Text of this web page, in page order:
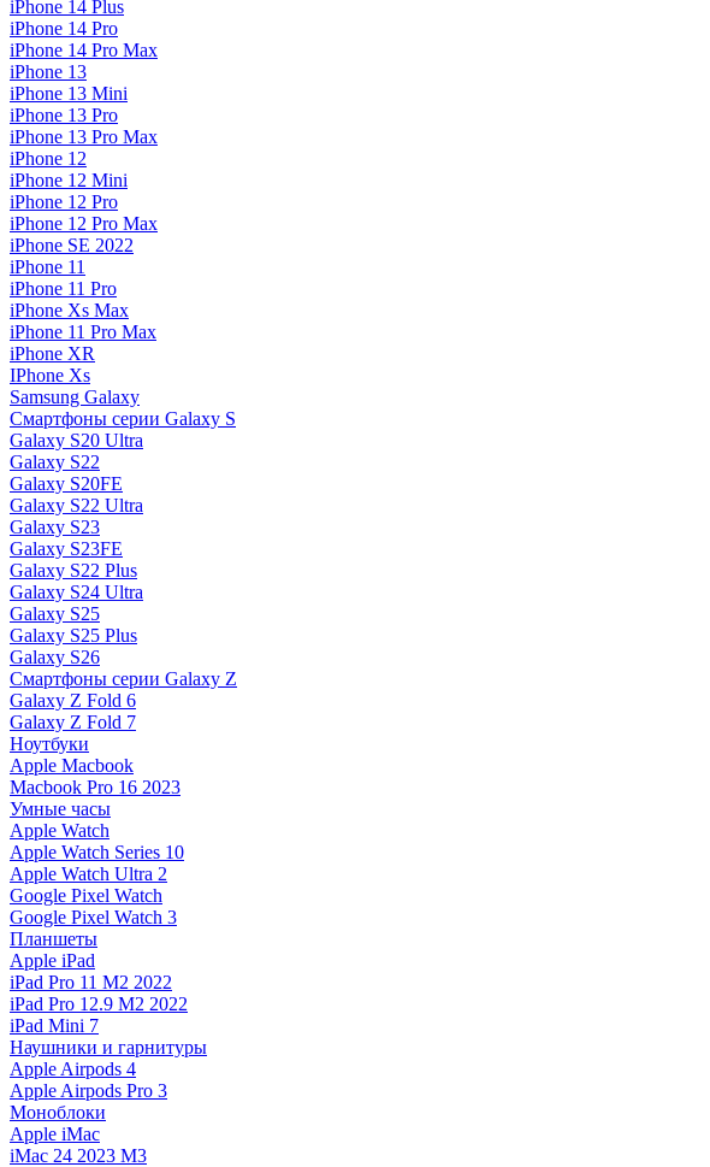
iPhone 14 Plus
iPhone 14 Pro
iPhone 14 Pro Max
iPhone 13
iPhone 13 Mini
iPhone 13 Pro
iPhone 13 Pro Max
iPhone 12
iPhone 12 Mini
iPhone 12 Pro
iPhone 12 Pro Max
iPhone SE 2022
iPhone 11
iPhone 11 Pro
iPhone Xs Max
iPhone 11 Pro Max
iPhone XR
IPhone Xs
Samsung Galaxy
Смартфоны серии Galaxy S
Galaxy S20 Ultra
Galaxy S22
Galaxy S20FE
Galaxy S22 Ultra
Galaxy S23
Galaxy S23FE
Galaxy S22 Plus
Galaxy S24 Ultra
Galaxy S25
Galaxy S25 Plus
Galaxy S26
Смартфоны серии Galaxy Z
Galaxy Z Fold 6
Galaxy Z Fold 7
Ноутбуки
Apple Macbook
Macbook Pro 16 2023
Умные часы
Apple Watch
Apple Watch Series 10
Apple Watch Ultra 2
Google Pixel Watch
Google Pixel Watch 3
Планшеты
Apple iPad
iPad Pro 11 M2 2022
iPad Pro 12.9 M2 2022
iPad Mini 7
Наушники и гарнитуры
Apple Airpods 4
Apple Airpods Pro 3
Моноблоки
Apple iMac
iMac 24 2023 M3